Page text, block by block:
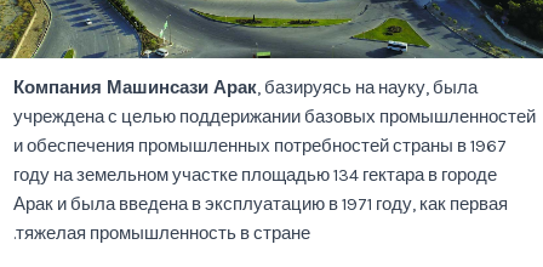
Компания Машинсази Арак, базируясь на науку, была
учреждена с целью поддерижании базовых промышленностей
и обеспечения промышленных потребностей страны в 1967
году на земельном участке площадью 134 гектара в городе
Арак и была введена в эксплуатацию в 1971 году, как первая
тяжелая промышленность в стране.